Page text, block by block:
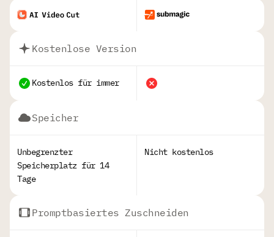
Kostenlose Version
Kostenlos für immer
Speicher
Unbegrenzter
Speicherplatz für 14
Tage
Nicht kostenlos
Promptbasiertes Zuschneiden